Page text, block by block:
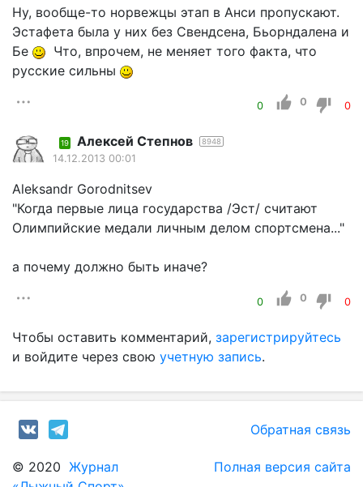
Ну, вообще-то норвежцы этап в Анси пропускают.
Эстафета была у них без Свендсена, Бьорндалена и
Бе
Что, впрочем, не меняет того факта, что
русские сильны
0 0 0
19 Алексей Степнов 8948
14.12.2013 00:01
Aleksandr Gorodnitsev
"Когда первые лица государства /Эст/ считают
Олимпийские медали личным делом спортсмена..."
а почему должно быть иначе?
0 0 0
Чтобы оставить комментарий, зарегистрируйтесь
и войдите через свою учетную запись.
Обратная связь
© 2020 Журнал
Полная версия сайта